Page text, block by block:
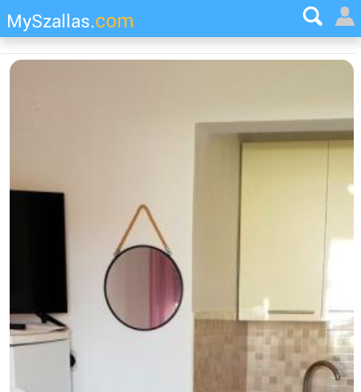
MySzallas.com